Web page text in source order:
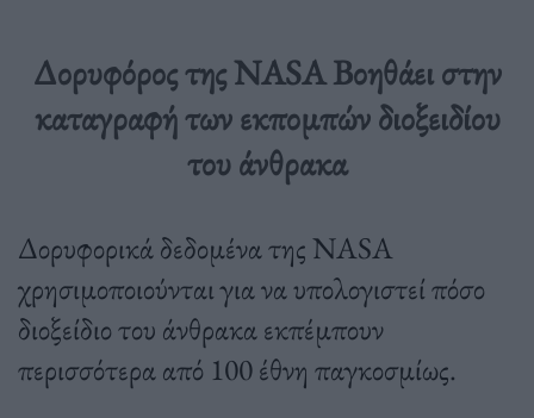
Δορυφόρος της NASA Βοηθάει στην
καταγραφή των εκπομπών διοξειδίου
του άνθρακα
Δορυφορικά δεδομένα της NASA
χρησιμοποιούνται για να υπολογιστεί πόσο
διοξείδιο του άνθρακα εκπέμπουν
περισσότερα από 100 έθνη παγκοσμίως.